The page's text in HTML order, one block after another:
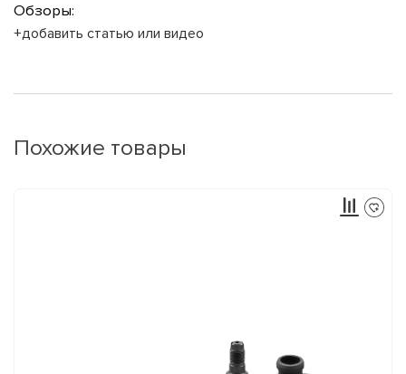
Обзоры:
+добавить статью или видео
Похожие товары